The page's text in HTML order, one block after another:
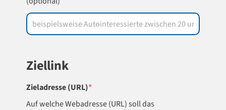
Ziellink
Zieladresse (URL)*(required)
Auf welche Webadresse (URL) soll das